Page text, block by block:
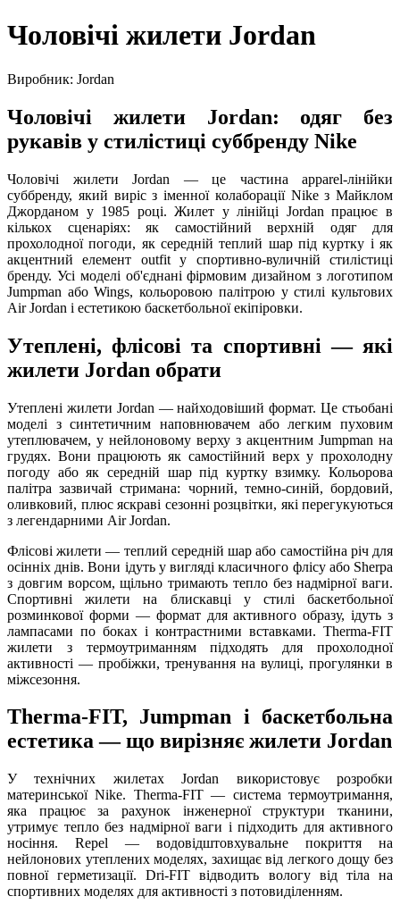
Чоловічі жилети Jordan
Виробник: Jordan
Чоловічі жилети Jordan: одяг без
рукавів у стилістиці суббренду Nike
Чоловічі жилети Jordan — це частина apparel-лінійки
суббренду, який виріс з іменної колаборації Nike з Майклом
Джорданом у 1985 році. Жилет у лінійці Jordan працює в
кількох сценаріях: як самостійний верхній одяг для
прохолодної погоди, як середній теплий шар під куртку і як
акцентний елемент outfit у спортивно-вуличній стилістиці
бренду. Усі моделі об'єднані фірмовим дизайном з логотипом
Jumpman або Wings, кольоровою палітрою у стилі культових
Air Jordan і естетикою баскетбольної екіпіровки.
Утеплені, флісові та спортивні — які
жилети Jordan обрати
Утеплені жилети Jordan — найходовіший формат. Це стьобані
моделі з синтетичним наповнювачем або легким пуховим
утеплювачем, у нейлоновому верху з акцентним Jumpman на
грудях. Вони працюють як самостійний верх у прохолодну
погоду або як середній шар під куртку взимку. Кольорова
палітра зазвичай стримана: чорний, темно-синій, бордовий,
оливковий, плюс яскраві сезонні розцвітки, які перегукуються
з легендарними Air Jordan.
Флісові жилети — теплий середній шар або самостійна річ для
осінніх днів. Вони ідуть у вигляді класичного флісу або Sherpa
з довгим ворсом, щільно тримають тепло без надмірної ваги.
Спортивні жилети на блискавці у стилі баскетбольної
розминкової форми — формат для активного образу, ідуть з
лампасами по боках і контрастними вставками. Therma-FIT
жилети з термоутриманням підходять для прохолодної
активності — пробіжки, тренування на вулиці, прогулянки в
міжсезоння.
Therma-FIT, Jumpman і баскетбольна
естетика — що вирізняє жилети Jordan
У технічних жилетах Jordan використовує розробки
материнської Nike. Therma-FIT — система термоутримання,
яка працює за рахунок інженерної структури тканини,
утримує тепло без надмірної ваги і підходить для активного
носіння. Repel — водовідштовхувальне покриття на
нейлонових утеплених моделях, захищає від легкого дощу без
повної герметизації. Dri-FIT відводить вологу від тіла на
спортивних моделях для активності з потовиділенням.